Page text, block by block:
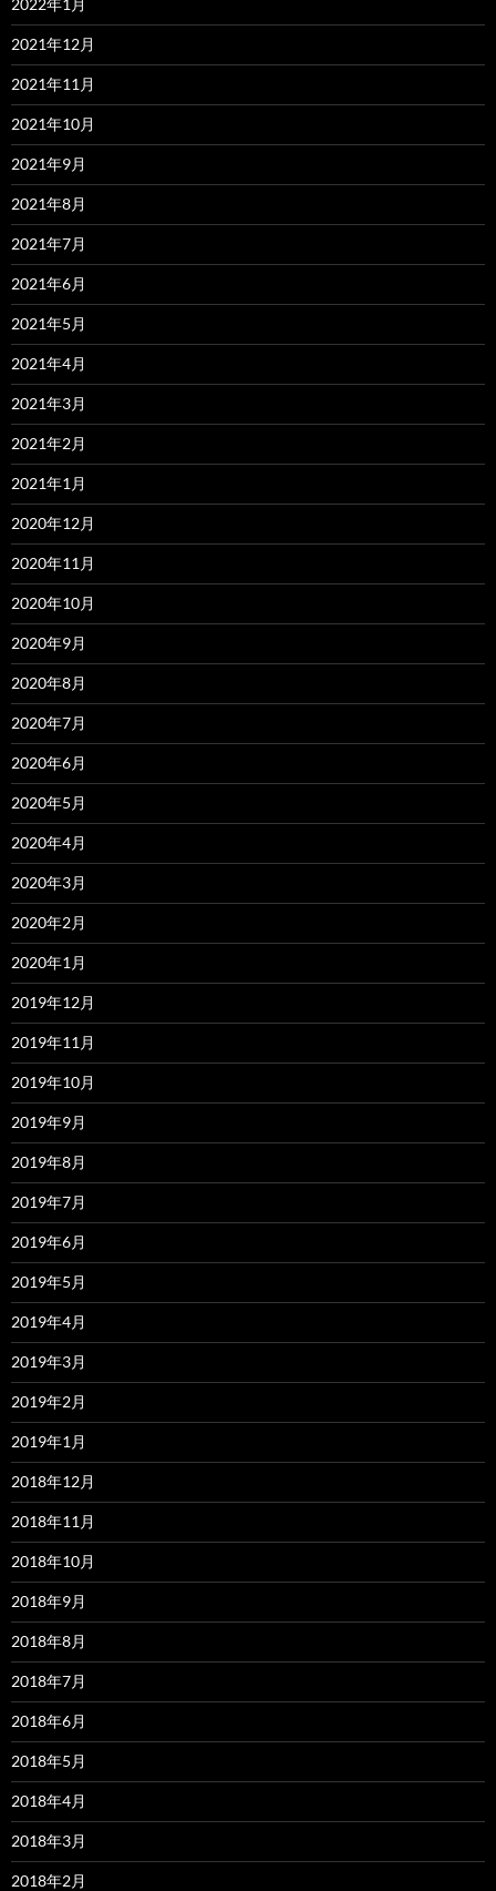
2022年1月
2021年12月
2021年11月
2021年10月
2021年9月
2021年8月
2021年7月
2021年6月
2021年5月
2021年4月
2021年3月
2021年2月
2021年1月
2020年12月
2020年11月
2020年10月
2020年9月
2020年8月
2020年7月
2020年6月
2020年5月
2020年4月
2020年3月
2020年2月
2020年1月
2019年12月
2019年11月
2019年10月
2019年9月
2019年8月
2019年7月
2019年6月
2019年5月
2019年4月
2019年3月
2019年2月
2019年1月
2018年12月
2018年11月
2018年10月
2018年9月
2018年8月
2018年7月
2018年6月
2018年5月
2018年4月
2018年3月
2018年2月